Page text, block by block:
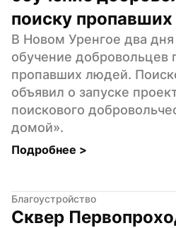
поиску
В Новом Уренгое два
обучение добровольцев
пропавших людей.
объявил о запуске
поискового
домой».
Подробнее >
Благоустройство
Сквер